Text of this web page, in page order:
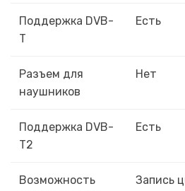
Поддержка DVB-
T
Есть
Разъем для
наушников
Нет
Поддержка DVB-
T2
Есть
Возможность
Запись